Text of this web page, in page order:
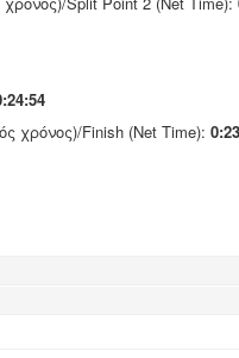
χρόνος)/Finish (Net Time):